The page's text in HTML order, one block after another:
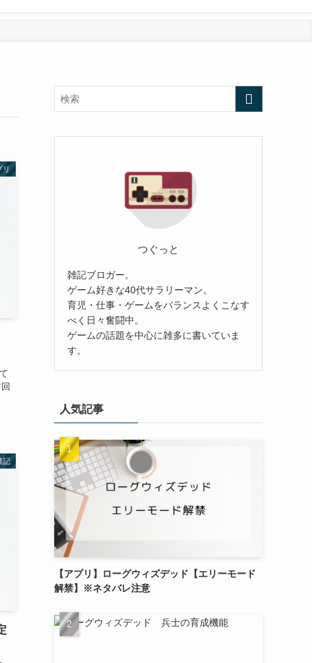
リ
記
つぐっと
雑記ブロガー。
ゲーム好きな40代サラリーマン。
育児・仕事・ゲームをバランスよくこなす
べく日々奮闘中。
ゲームの話題を中心に雑多に書いていま
す。
人気記事
【アプリ】ローグウィズデッド【エリーモード
解禁】※ネタバレ注意